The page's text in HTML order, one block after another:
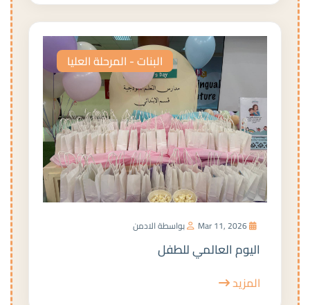
البنات - المرحلة العليا
بواسطة الادمن
اليوم العالمي للطفل
المزيد